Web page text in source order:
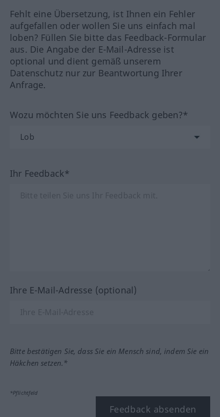
Fehlt eine Übersetzung, ist Ihnen ein Fehler
aufgefallen oder wollen Sie uns einfach mal
loben? Füllen Sie bitte das Feedback-Formular
aus. Die Angabe der E-Mail-Adresse ist
optional und dient gemäß unserem
Datenschutz nur zur Beantwortung Ihrer
Anfrage.
Wozu möchten Sie uns Feedback geben?*
Ihr Feedback*
Ihre E-Mail-Adresse (optional)
Bitte bestätigen Sie, dass Sie ein Mensch sind, indem Sie ein
Häkchen setzen.*
*Pflichtfeld
Feedback absenden